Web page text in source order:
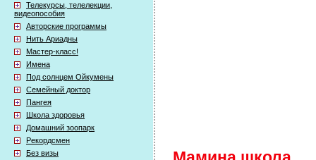
Телекурсы, телелекции,
видеопособия
Авторские программы
Нить Ариадны
Мастер-класс!
Имена
Под солнцем Ойкумены
Семейный доктор
Пангея
Школа здоровья
Домашний зоопарк
Рекордсмен
Без визы